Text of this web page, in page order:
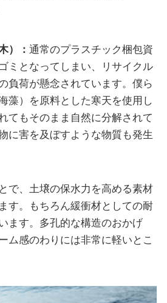
）： 通常のプラスチック梱包資
ミとなってしまい、リサイクル
負荷が懸念されています。僕ら
藻）を原料とした寒天を使用し
てもそのまま自然に分解されて
に害を及ぼすような物質も発生
で、土壌の保水力を高める素材
す。もちろん緩衝材としての耐
ます。多孔的な構造のおかげ
ム感のわりには非常に軽いとこ